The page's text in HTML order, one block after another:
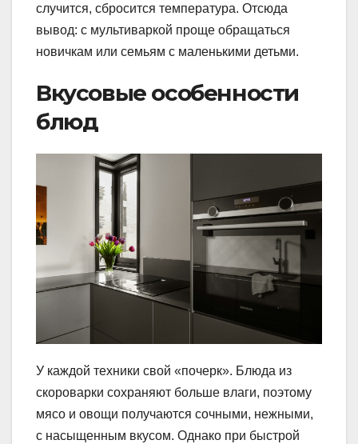
случится, сбросится температура. Отсюда
вывод: с мультиваркой проще обращаться
новичкам или семьям с маленькими детьми.
Вкусовые особенности
блюд
У каждой техники свой «почерк». Блюда из
скороварки сохраняют больше влаги, поэтому
мясо и овощи получаются сочными, нежными,
с насыщенным вкусом. Однако при быстрой